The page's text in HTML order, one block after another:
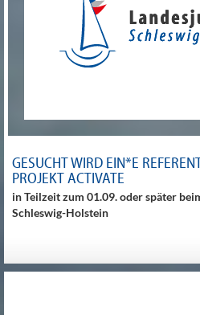
GESUCHT WIRD EIN*E
PROJEKT ACTIVATE
in Teilzeit zum 01.09. oder später
Schleswig-Holstein